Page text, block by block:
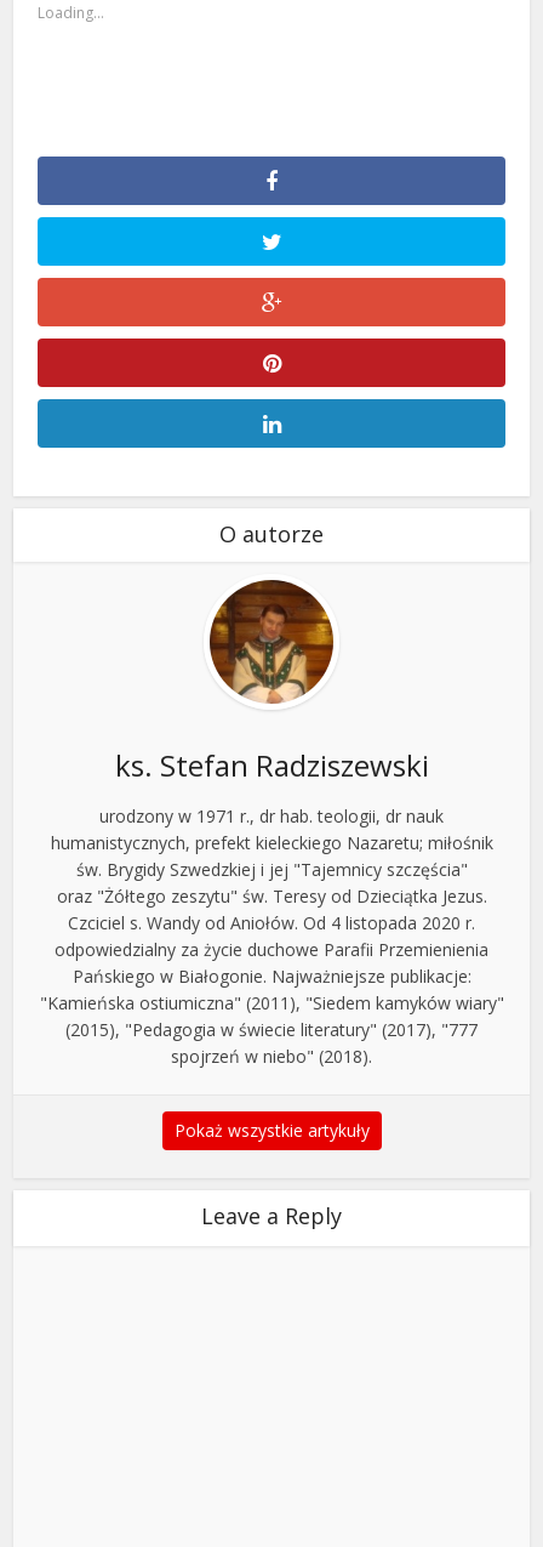
Loading...
O autorze
ks. Stefan Radziszewski
urodzony w 1971 r., dr hab. teologii, dr nauk
humanistycznych, prefekt kieleckiego Nazaretu; miłośnik
św. Brygidy Szwedzkiej i jej "Tajemnicy szczęścia"
oraz "Żółtego zeszytu" św. Teresy od Dzieciątka Jezus.
Czciciel s. Wandy od Aniołów. Od 4 listopada 2020 r.
odpowiedzialny za życie duchowe Parafii Przemienienia
Pańskiego w Białogonie. Najważniejsze publikacje:
"Kamieńska ostiumiczna" (2011), "Siedem kamyków wiary"
(2015), "Pedagogia w świecie literatury" (2017), "777
spojrzeń w niebo" (2018).
Pokaż wszystkie artykuły
Leave a Reply